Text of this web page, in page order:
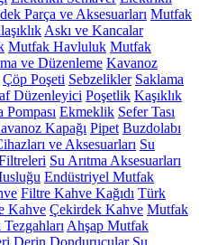
Parça ve Aksesuarları Mutfak
Askı ve Kancalar
Mutfak Havluluk Mutfak
ve Düzenleme Kavanoz
Çöp Poşeti Sebzelikler Saklama
Düzenleyici Poşetlik Kaşıklık
Pompası Ekmeklik Sefer Tası
Kapağı Pipet Buzdolabı
ve Aksesuarları Su
Su Arıtma Aksesuarları
Endüstriyel Mutfak
Filtre Kahve Kağıdı Türk
Kahve Çekirdek Kahve Mutfak
Ahşap Mutfak
Derin Dondurucular Su